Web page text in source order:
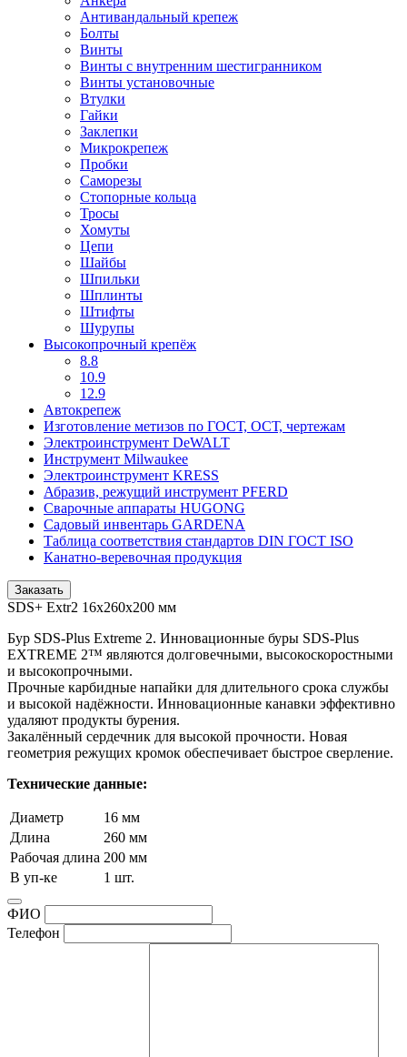
Антивандальный крепеж
Болты
Винты
Винты с внутренним шестигранником
Винты установочные
Втулки
Гайки
Заклепки
Микрокрепеж
Пробки
Саморезы
Стопорные кольца
Тросы
Хомуты
Цепи
Шайбы
Шпильки
Шплинты
Штифты
Шурупы
Высокопрочный крепёж
8.8
10.9
12.9
Автокрепеж
Изготовление метизов по ГОСТ, ОСТ, чертежам
Электроинструмент DeWALT
Инструмент Milwaukee
Электроинструмент KRESS
Абразив, режущий инструмент PFERD
Сварочные аппараты HUGONG
Садовый инвентарь GARDENA
Таблица соответствия стандартов DIN ГОСТ ISO
Канатно-веревочная продукция
Заказать
SDS+ Extr2 16х260х200 мм
Бур SDS-Plus Extreme 2. Инновационные буры SDS-Plus
EXTREME 2™ являются долговечными, высокоскоростными
и высокопрочными.
Прочные карбидные напайки для длительного срока службы
и высокой надёжности. Инновационные канавки эффективно
удаляют продукты бурения.
Закалённый сердечник для высокой прочности. Новая
геометрия режущих кромок обеспечивает быстрое сверление.
Технические данные:
Диаметр
16 мм
Длина
260 мм
Рабочая длина 200 мм
В уп-ке
1 шт.
ФИО
Телефон